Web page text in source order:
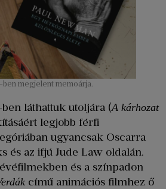
megjelent memoárja.
láthattuk utoljára (A kárhozat
legjobb férfi
ugyancsak Oscarra
és az ifjú Jude Law oldalán.
és a színpadon
című animációs filmhez ő